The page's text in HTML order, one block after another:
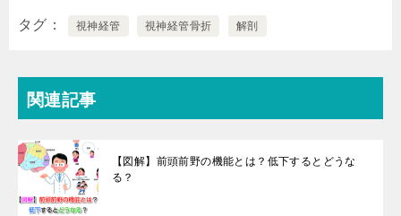
タグ 視神経管 視神経管骨折 解剖
関連記事
【図解】前頭前野の機能とは？低下するとどうな
る？